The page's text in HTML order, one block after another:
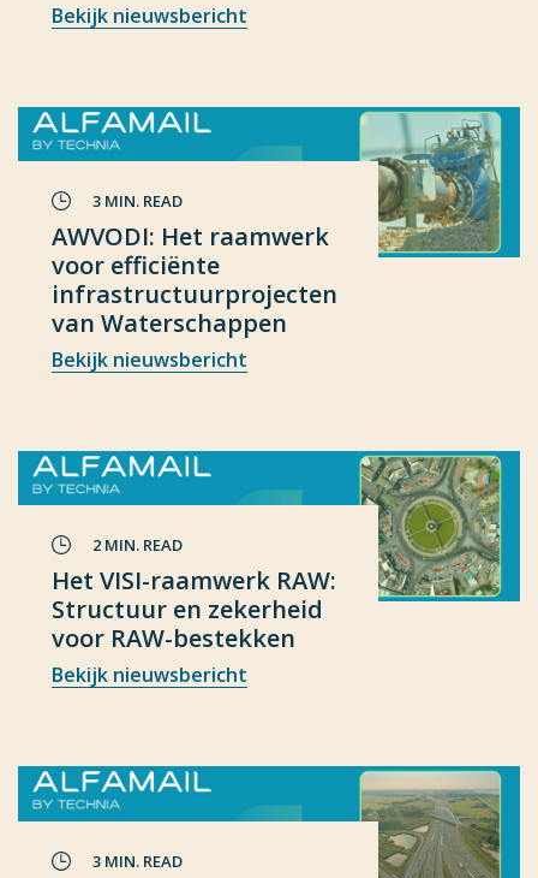
Bekijk nieuwsbericht
3 MIN. READ
AWVODI: Het raamwerk
voor efficiënte
infrastructuurprojecten
van Waterschappen
Bekijk nieuwsbericht
2 MIN. READ
Het VISI-raamwerk RAW:
Structuur en zekerheid
voor RAW-bestekken
Bekijk nieuwsbericht
3 MIN. READ